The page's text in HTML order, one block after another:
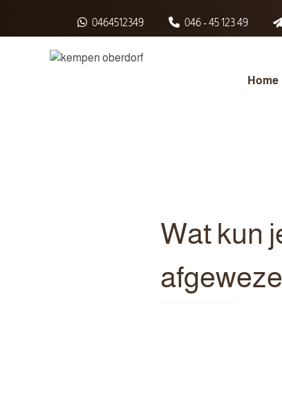
0464512349
046 - 45 123 49
Home
Wat kun